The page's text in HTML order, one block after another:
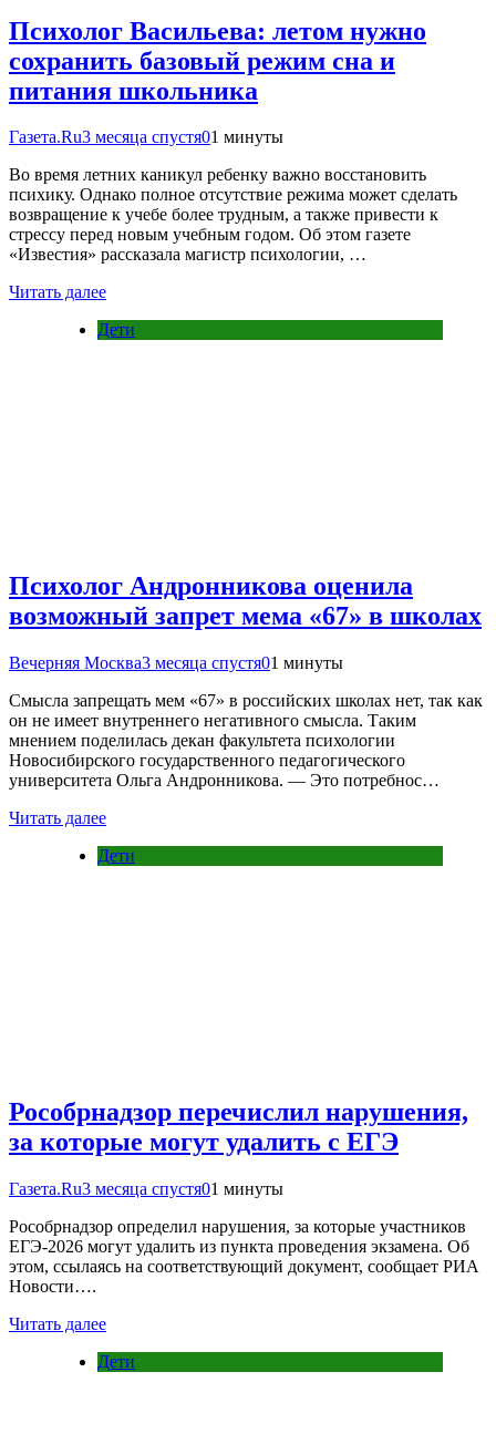
Психолог Васильева: летом нужно
сохранить базовый режим сна и
питания школьника
Газета.Ru3 месяца спустя01 минуты
Во время летних каникул ребенку важно восстановить
психику. Однако полное отсутствие режима может сделать
возвращение к учебе более трудным, а также привести к
стрессу перед новым учебным годом. Об этом газете
«Известия» рассказала магистр психологии, …
Читать далее
Дети
Психолог Андронникова оценила
возможный запрет мема «67» в школах
Вечерняя Москва3 месяца спустя01 минуты
Смысла запрещать мем «67» в российских школах нет, так как
он не имеет внутреннего негативного смысла. Таким
мнением поделилась декан факультета психологии
Новосибирского государственного педагогического
университета Ольга Андронникова. — Это потребнос…
Читать далее
Дети
Рособрнадзор перечислил нарушения,
за которые могут удалить с ЕГЭ
Газета.Ru3 месяца спустя01 минуты
Рособрнадзор определил нарушения, за которые участников
ЕГЭ-2026 могут удалить из пункта проведения экзамена. Об
этом, ссылаясь на соответствующий документ, сообщает РИА
Новости….
Читать далее
Дети